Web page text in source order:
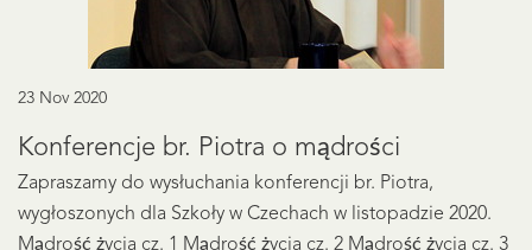
23 Nov 2020
Konferencje br. Piotra o mądrości
Zapraszamy do wysłuchania konferencji br. Piotra,
wygłoszonych dla Szkoły w Czechach w listopadzie 2020.
Mądrość życia cz. 1 Mądrość życia cz. 2 Mądrość życia cz. 3